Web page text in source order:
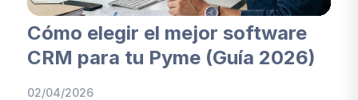
Cómo elegir el mejor software
CRM para tu Pyme (Guía 2026)
02/04/2026